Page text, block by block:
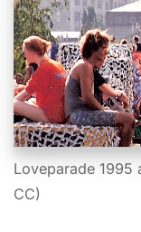
Loveparade 1995
CC)